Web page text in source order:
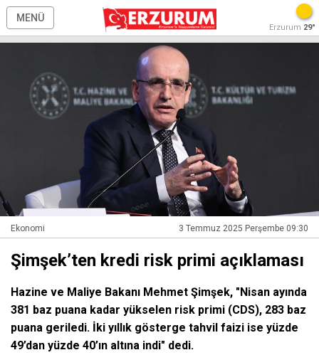
MENÜ
Erzurum 29°
Ekonomi 3 Temmuz 2025 Perşembe 09:30
Şimşek’ten kredi risk primi açıklaması
Hazine ve Maliye Bakanı Mehmet Şimşek, "Nisan ayında
381 baz puana kadar yükselen risk primi (CDS), 283 baz
puana geriledi. İki yıllık gösterge tahvil faizi ise yüzde
49’dan yüzde 40’ın altına indi" dedi.